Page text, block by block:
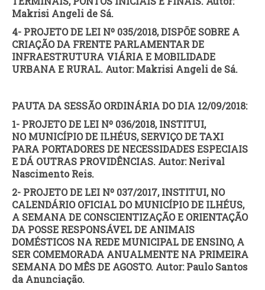
Makrisi Angeli de Sá.
4- PROJETO DE LEI Nº 035/2018, DISPÕE SOBRE A
CRIAÇÃO DA FRENTE PARLAMENTAR DE
INFRAESTRUTURA VIÁRIA E MOBILIDADE
URBANA E RURAL. Autor: Makrisi Angeli de Sá.
PAUTA DA SESSÃO ORDINÁRIA DO DIA 12/09/2018:
1- PROJETO DE LEI Nº 036/2018, INSTITUI,
NO MUNICÍPIO DE ILHÉUS, SERVIÇO DE TAXI
PARA PORTADORES DE NECESSIDADES ESPECIAIS
E DÁ OUTRAS PROVIDÊNCIAS. Autor: Nerival
Nascimento Reis.
2- PROJETO DE LEI Nº 037/2017, INSTITUI, NO
CALENDÁRIO OFICIAL DO MUNICÍPIO DE ILHÉUS,
A SEMANA DE CONSCIENTIZAÇÃO E ORIENTAÇÃO
DA POSSE RESPONSÁVEL DE ANIMAIS
DOMÉSTICOS NA REDE MUNICIPAL DE ENSINO, A
SER COMEMORADA ANUALMENTE NA PRIMEIRA
SEMANA DO MÊS DE AGOSTO. Autor: Paulo Santos
da Anunciação.